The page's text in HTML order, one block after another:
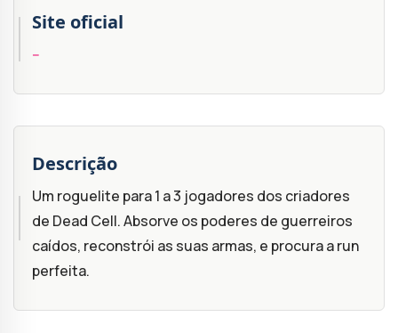
Site oficial
--
Descrição
Um roguelite para 1 a 3 jogadores dos criadores
de Dead Cell. Absorve os poderes de guerreiros
caídos, reconstrói as suas armas, e procura a run
perfeita.